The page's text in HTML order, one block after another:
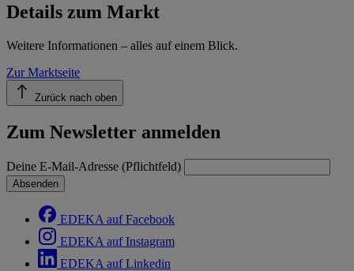
Details zum Markt
Weitere Informationen – alles auf einem Blick.
Zur Marktseite
Zurück nach oben
Zum Newsletter anmelden
Deine E-Mail-Adresse (Pflichtfeld)
Absenden
EDEKA auf Facebook
EDEKA auf Instagram
EDEKA auf Linkedin